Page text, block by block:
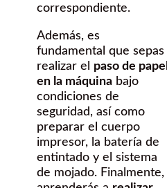
correspondiente.
Además, es
fundamental que sepas
realizar el paso de papel
en la máquina bajo
condiciones de
seguridad, así como
preparar el cuerpo
impresor, la batería de
entintado y el sistema
de mojado. Finalmente,